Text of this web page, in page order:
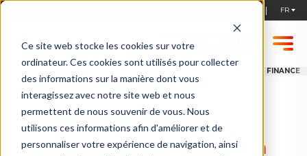
Ce site web stocke les cookies sur votre
ordinateur. Ces cookies sont utilisés pour collecter
des informations sur la manière dont vous
interagissez avec notre site web et nous
permettent de nous souvenir de vous. Nous
utilisons ces informations afin d'améliorer et de
personnaliser votre expérience de navigation, ainsi
STARTUPS, POSTULEZ !
FINANCE TOMOROW - MODERNISER LA FONCTION FINANCE
Finance Tomorow -
Moderniser la fonction